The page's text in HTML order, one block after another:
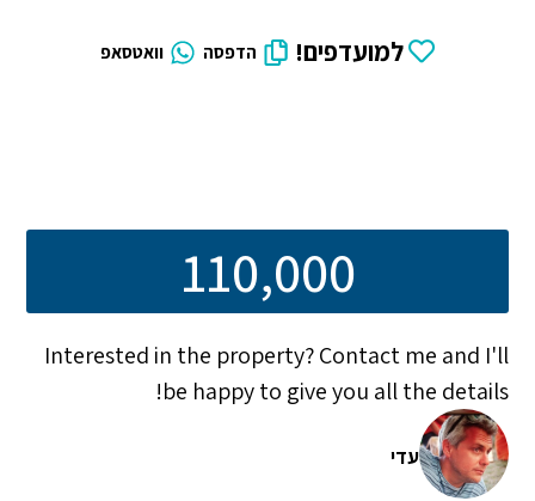
למועדפים! הדפסה וואטסאפ
110,000
Interested in the property? Contact me and I'll
be happy to give you all the details!
עדי